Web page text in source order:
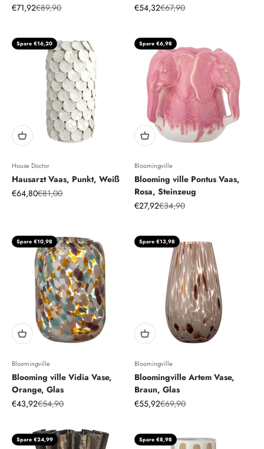
Angebot
€71,92Regulärer Preis
€89,90
Angebot
€54,32Regulärer Preis
€67,90
Spare €16,20
House Doctor
Hausarzt Vaas, Punkt, Weiß
Angebot
€64,80Regulärer Preis
€81,00
Spare €6,98
Bloomingville
Blooming ville Pontus Vaas,
Rosa, Steinzeug
Angebot
€27,92Regulärer Preis
€34,90
Spare €10,98
Bloomingville
Blooming ville Vidia Vase,
Orange, Glas
Angebot
€43,92Regulärer Preis
€54,90
Spare €13,98
Bloomingville
Bloomingville Artem Vase,
Braun, Glas
Angebot
€55,92Regulärer Preis
€69,90
Spare €24,99 Spare €8,98